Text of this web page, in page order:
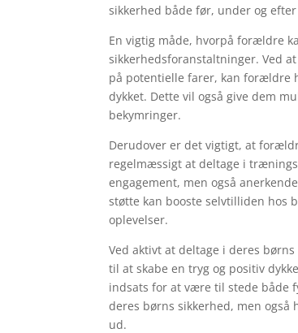
sikkerhed både før, under og efter
En vigtig måde, hvorpå forældre
sikkerhedsforanstaltninger. Ved
på potentielle farer, kan forældre
dykket. Dette vil også give dem
bekymringer.
Derudover er det vigtigt, at
regelmæssigt at deltage i
engagement, men også
støtte kan booste selvtilliden
oplevelser.
Ved aktivt at deltage i deres
til at skabe en tryg og positiv
indsats for at være til stede både
deres børns sikkerhed, men
ud.